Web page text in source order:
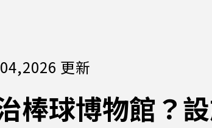
更新
治棒球博物館？